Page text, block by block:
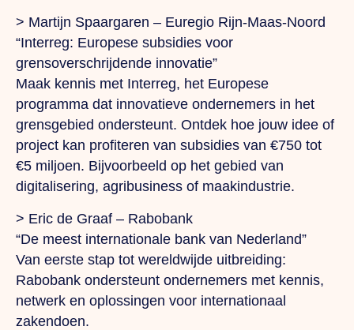
> Martijn Spaargaren – Euregio Rijn-Maas-Noord
“Interreg: Europese subsidies voor
grensoverschrijdende innovatie”
Maak kennis met Interreg, het Europese
programma dat innovatieve ondernemers in het
grensgebied ondersteunt. Ontdek hoe jouw idee of
project kan profiteren van subsidies van €750 tot
€5 miljoen. Bijvoorbeeld op het gebied van
digitalisering, agribusiness of maakindustrie.
> Eric de Graaf – Rabobank
“De meest internationale bank van Nederland”
Van eerste stap tot wereldwijde uitbreiding:
Rabobank ondersteunt ondernemers met kennis,
netwerk en oplossingen voor internationaal
zakendoen.